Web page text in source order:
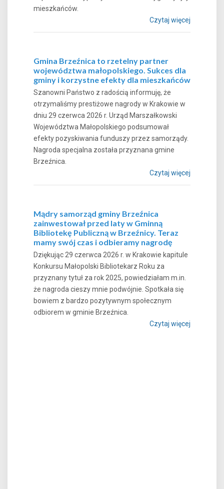
mieszkańców.
Czytaj więcej
Gmina Brzeźnica to rzetelny partner
województwa małopolskiego. Sukces dla
gminy i korzystne efekty dla mieszkańców
Szanowni Państwo z radością informuję, że
otrzymaliśmy prestiżowe nagrody w Krakowie w
dniu 29 czerwca 2026 r. Urząd Marszałkowski
Województwa Małopolskiego podsumował
efekty pozyskiwania funduszy przez samorządy.
Nagroda specjalna została przyznana gmine
Brzeźnica.
Czytaj więcej
Mądry samorząd gminy Brzeźnica
zainwestował przed laty w Gminną
Bibliotekę Publiczną w Brzeźnicy. Teraz
mamy swój czas i odbieramy nagrodę
Dziękując 29 czerwca 2026 r. w Krakowie kapitule
Konkursu Małopolski Bibliotekarz Roku za
przyznany tytuł za rok 2025, powiedziałam m.in.
że nagroda cieszy mnie podwójnie. Spotkała się
bowiem z bardzo pozytywnym społecznym
odbiorem w gminie Brzeźnica.
Czytaj więcej